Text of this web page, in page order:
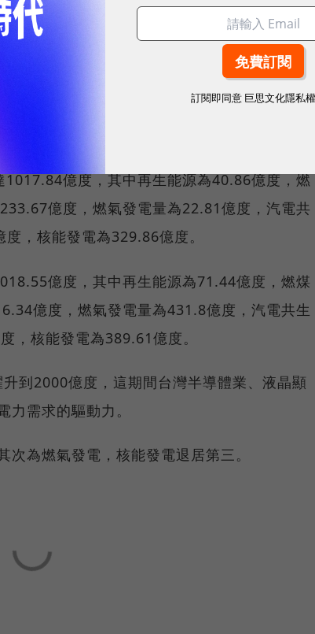
億度，其中再生能源為40.86億度，燃
億度，燃氣發電量為22.81億度，汽電共
，核能發電為329.86億度。
億度，其中再生能源為71.44億度，燃煤
億度，燃氣發電量為431.8億度，汽電共生
，核能發電為389.61億度。
到2000億度，這期間台灣半導體業、液晶顯
需求的驅動力。
為燃氣發電，核能發電退居第三。
訂閱即同意 巨思文化隱私